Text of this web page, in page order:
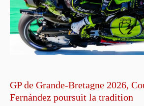
GP de Grande-Bretagne 2026,
Fernández poursuit la tradition